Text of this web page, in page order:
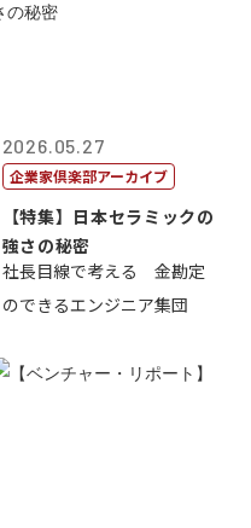
2026.05.27
企業家倶楽部アーカイブ
【特集】日本セラミックの
強さの秘密
社長目線で考える 金勘定
のできるエンジニア集団